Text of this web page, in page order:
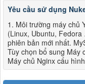
Yêu cầu sử dụng
1. Môi trường máy chủ
(Linux, Ubuntu,
phiên bản mới nhất.
Tùy chọn bổ sung Máy
Máy chủ Nginx cấu